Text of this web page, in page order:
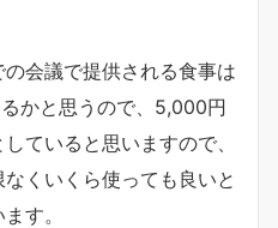
会議で提供される食事は
かと思うので、5,000円
ていると思いますので、
くいくら使っても良いと
す。